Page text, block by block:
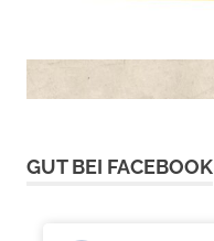
GUT BEI FACEBOOK